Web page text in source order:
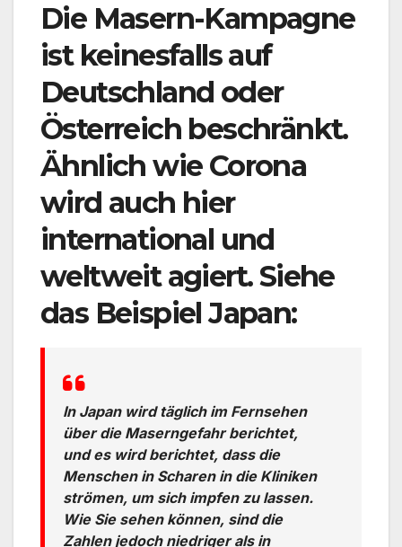
Die Masern-Kampagne
ist keinesfalls auf
Deutschland oder
Österreich beschränkt.
Ähnlich wie Corona
wird auch hier
international und
weltweit agiert. Siehe
das Beispiel Japan:
In Japan wird täglich im Fernsehen
über die Maserngefahr berichtet,
und es wird berichtet, dass die
Menschen in Scharen in die Kliniken
strömen, um sich impfen zu lassen.
Wie Sie sehen können, sind die
Zahlen jedoch niedriger als in